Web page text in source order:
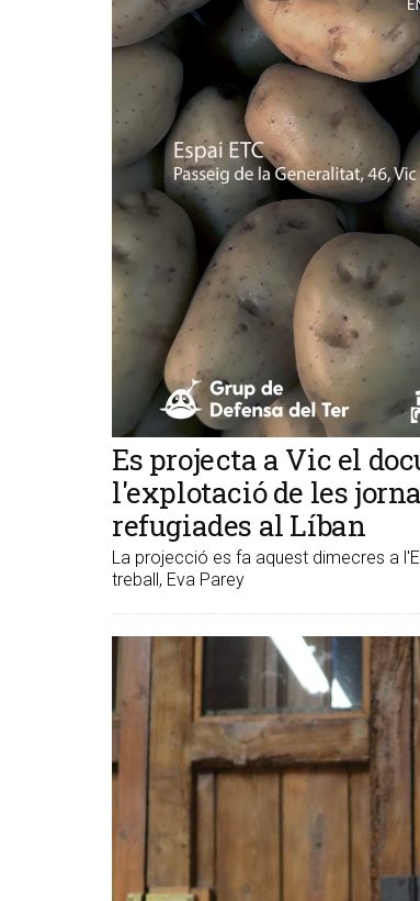
Es projecta a Vic el
l'explotació de les
refugiades al Líban
La projecció es fa aquest dimecres a
treball, Eva Parey